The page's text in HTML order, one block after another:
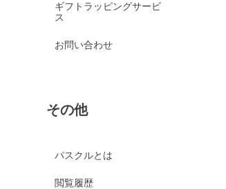
ギフトラッピングサービ
ス
お問い合わせ
その他
パスクルとは
閲覧履歴